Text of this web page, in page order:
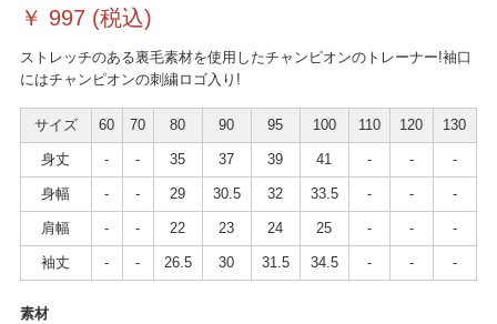
￥ 997(税込)
ストレッチのある裏毛素材を使用したチャンピオンのトレーナー!袖口
にはチャンピオンの刺繍ロゴ入り!
サイズ 60 70 80 90 95 100 110 120 130
身丈 - - 35 37 39 41 - - -
身幅 - - 29 30.5 32 33.5 - - -
肩幅 - - 22 23 24 25 - - -
袖丈 - - 26.5 30 31.5 34.5 - - -
素材